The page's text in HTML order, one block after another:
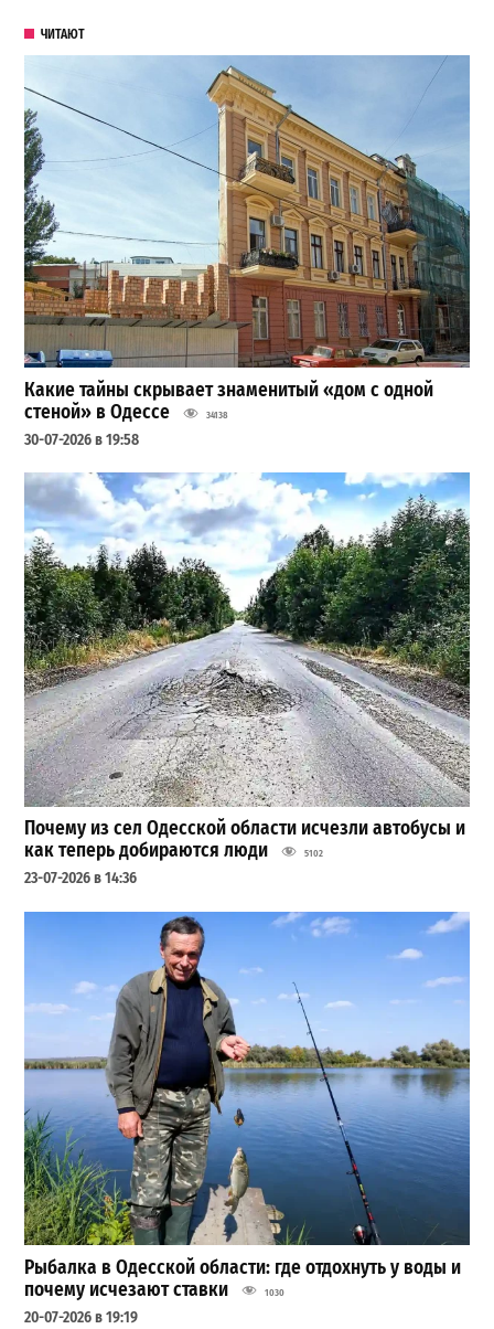
ЧИТАЮТ
Какие тайны скрывает знаменитый «дом с одной
стеной» в Одессе
34138
30-07-2026 в 19:58
Почему из сел Одесской области исчезли автобусы и
как теперь добираются люди
5102
23-07-2026 в 14:36
Рыбалка в Одесской области: где отдохнуть у воды и
почему исчезают ставки
1030
20-07-2026 в 19:19